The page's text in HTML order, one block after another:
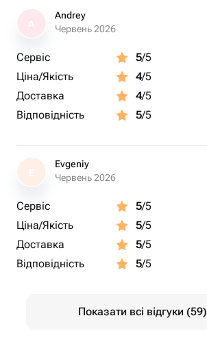
Andrey
Червень 2026
Сервіс 5/5
Ціна/Якість
4/5
Доставка
4/5
Відповідність
5/5
E
Evgeniy
Червень 2026
Сервіс 5/5
Ціна/Якість
5/5
Доставка
5/5
Відповідність
5/5
Показати всі відгуки (59)